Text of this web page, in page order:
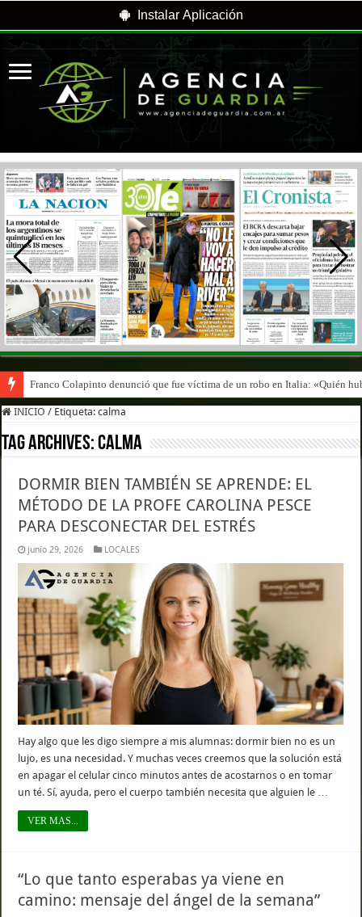
Instalar Aplicación
Franco Colapinto denunció que fue víctima de un robo en Italia: «Quién
INICIO / Etiqueta:calma
Tag Archives:calma
DORMIR BIEN TAMBIÉN SE APRENDE: EL
MÉTODO DE LA PROFE CAROLINA PESCE
PARA DESCONECTAR DEL ESTRÉS
junio 29, 2026 LOCALES
Hay algo que les digo siempre a mis alumnas: dormir bien no es un
lujo, es una necesidad. Y muchas veces creemos que la solución está
en apagar el celular cinco minutos antes de acostarnos o en tomar
un té. Sí, ayuda, pero el cuerpo también necesita que alguien le …
VER MAS...
“Lo que tanto esperabas ya viene en
camino: mensaje del ángel de la semana”